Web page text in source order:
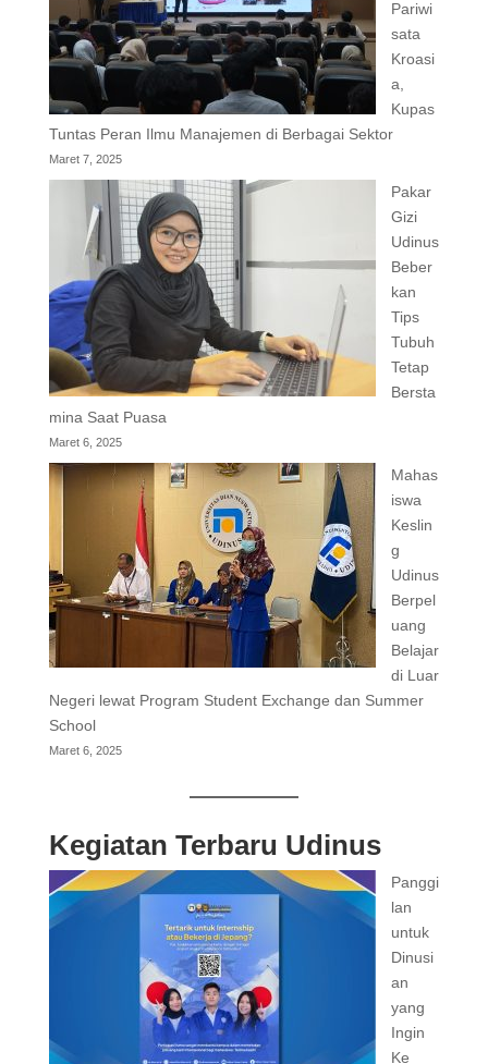
Pariwi
sata
Kroasi
a,
Kupas
Tuntas Peran Ilmu Manajemen di Berbagai Sektor
Maret 7, 2025
Pakar
Gizi
Udinus
Beber
kan
Tips
Tubuh
Tetap
Bersta
mina Saat Puasa
Maret 6, 2025
Mahas
iswa
Keslin
g
Udinus
Berpel
uang
Belajar
di Luar
Negeri lewat Program Student Exchange dan Summer
School
Maret 6, 2025
Kegiatan Terbaru Udinus
Panggi
lan
untuk
Dinusi
an
yang
Ingin
Ke